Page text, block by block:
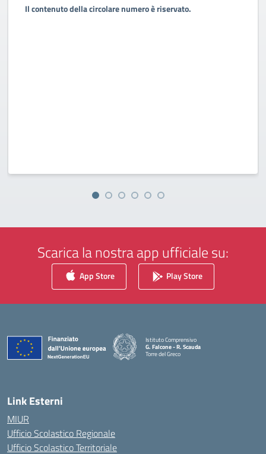
Il contenuto della circolare numero è riservato.
Scarica la nostra app ufficiale su:
App Store Play Store
Istituto Comprensivo
G. Falcone - R. Scauda
Torre del Greco
Link Esterni
MIUR
Ufficio Scolastico Regionale
Ufficio Scolastico Territoriale